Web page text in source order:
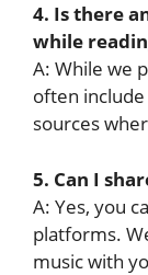
4. Is there
while
A: While we
often
sources
5. Can I
A: Yes, you
platforms.
music with